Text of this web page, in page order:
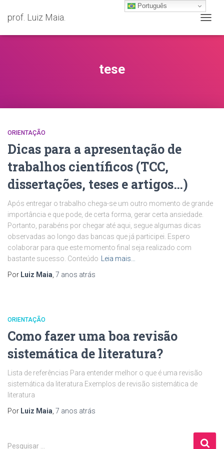
prof. Luiz Maia.
tese
ORIENTAÇÃO
Dicas para a apresentação de
trabalhos científicos (TCC,
dissertações, teses e artigos…)
Após entregar o trabalho chega-se um outro momento de grande
importância e que pode, de certa forma, gerar certa ansiedade.
Portanto, parabéns por chegar até aqui, segue algumas dicas
observadas ao longo das bancas que já participei. Espero
colaborar para que este momento final seja realizado com
bastante sucesso. Conteúdo
Leia mais…
Por Luiz Maia 7 anos atrás
ORIENTAÇÃO
Como fazer uma boa revisão
sistemática de literatura?
Lista de referências Para entender melhor o que é uma revisão
sistemática da literatura Exemplos de revisão sistemática de
literatura
Por Luiz Maia 7 anos atrás
P
Pesquisar …
Português